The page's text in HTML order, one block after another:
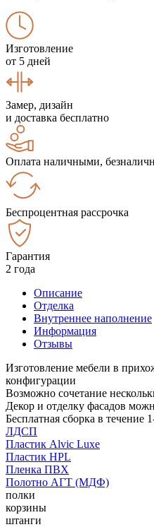
Изготовление
от 5 дней
Замер, дизайн
и доставка бесплатно
Оплата наличными,
Беспроцентная рассрочка
Гарантия
2 года
Описание
Отделка
Внутреннее наполнение
Информация
Отзывы
Изготовление мебели в
конфигурации
Возможно сочетание
Декор и отделку фасадов
Бесплатная сборка в течение
ЛДСП
Пластик Alvic Luxe
Пластик HPL
Пленка ПВХ
Полотно АГТ (МДФ)
полки
корзины
штанги